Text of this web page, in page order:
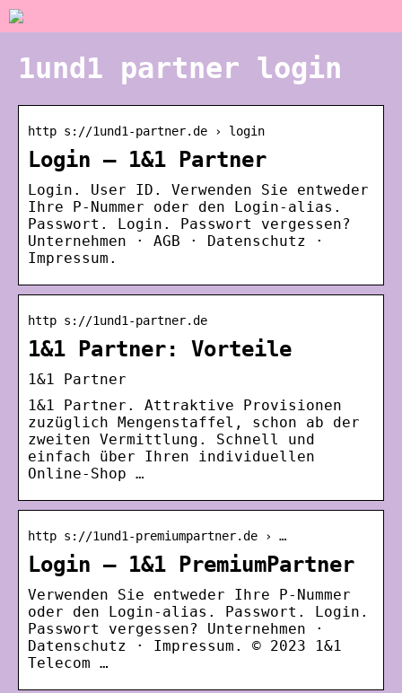
1und1 partner login
http s://1und1-partner.de › login
Login – 1&1 Partner
Login. User ID. Verwenden Sie entweder
Ihre P-Nummer oder den Login-alias.
Passwort. Login. Passwort vergessen?
Unternehmen · AGB · Datenschutz ·
Impressum.
http s://1und1-partner.de
1&1 Partner: Vorteile
1&1 Partner
1&1 Partner. Attraktive Provisionen
zuzüglich Mengenstaffel, schon ab der
zweiten Vermittlung. Schnell und
einfach über Ihren individuellen
Online-Shop …
http s://1und1-premiumpartner.de › …
Login – 1&1 PremiumPartner
Verwenden Sie entweder Ihre P-Nummer
oder den Login-alias. Passwort. Login.
Passwort vergessen? Unternehmen ·
Datenschutz · Impressum. © 2023 1&1
Telecom …